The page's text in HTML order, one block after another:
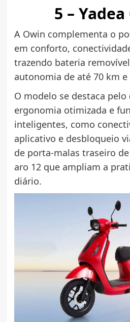
5 –
A Owin complementa o
em conforto,
trazendo bateria
autonomia de até 70 km
O modelo se destaca pelo
ergonomia otimizada e
inteligentes, como
aplicativo e desbloqueio
de porta-malas traseiro
aro 12 que ampliam a
diário.